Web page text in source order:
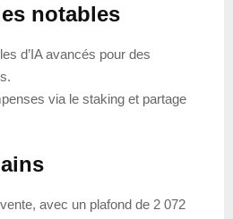
notables
d’IA avancés pour des
via le staking et partage
avec un plafond de 2 072